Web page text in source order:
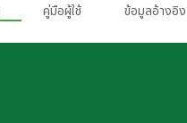
คู่มือผู้ใช้ ข้อมูลอ้างอิง